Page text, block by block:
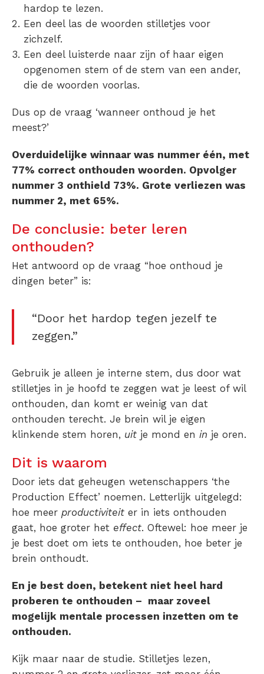
hardop te lezen.
Een deel las de woorden stilletjes voor
zichzelf.
Een deel luisterde naar zijn of haar eigen
opgenomen stem of de stem van een ander,
die de woorden voorlas.
Dus op de vraag ‘wanneer onthoud je het
meest?’
Overduidelijke winnaar was nummer één, met
77% correct onthouden woorden. Opvolger
nummer 3 onthield 73%. Grote verliezen was
nummer 2, met 65%.
De conclusie: beter leren
onthouden?
Het antwoord op de vraag “hoe onthoud je
dingen beter” is:
“Door het hardop tegen jezelf te
zeggen.”
Gebruik je alleen je interne stem, dus door wat
stilletjes in je hoofd te zeggen wat je leest of wil
onthouden, dan komt er weinig van dat
onthouden terecht. Je brein wil je eigen
klinkende stem horen, uit je mond en in je oren.
Dit is waarom
Door iets dat geheugen wetenschappers ‘the
Production Effect’ noemen. Letterlijk uitgelegd:
hoe meer productiviteit er in iets onthouden
gaat, hoe groter het effect. Oftewel: hoe meer je
je best doet om iets te onthouden, hoe beter je
brein onthoudt.
En je best doen, betekent niet heel hard
proberen te onthouden – maar zoveel
mogelijk mentale processen inzetten om te
onthouden.
Kijk maar naar de studie. Stilletjes lezen,